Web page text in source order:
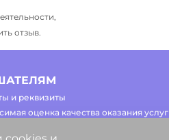
отзыв.
и реквизиты
оценка качества оказания услуг